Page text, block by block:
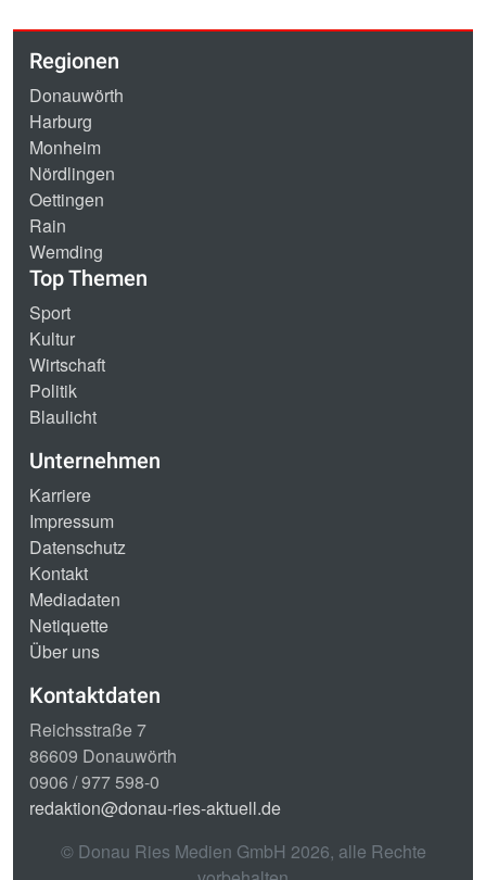
Regionen
Donauwörth
Harburg
Monheim
Nördlingen
Oettingen
Rain
Wemding
Top Themen
Sport
Kultur
Wirtschaft
Politik
Blaulicht
Unternehmen
Karriere
Impressum
Datenschutz
Kontakt
Mediadaten
Netiquette
Über uns
Kontaktdaten
Reichsstraße 7
86609 Donauwörth
0906 / 977 598-0
redaktion@donau-ries-aktuell.de
© Donau Ries Medien GmbH 2026, alle Rechte